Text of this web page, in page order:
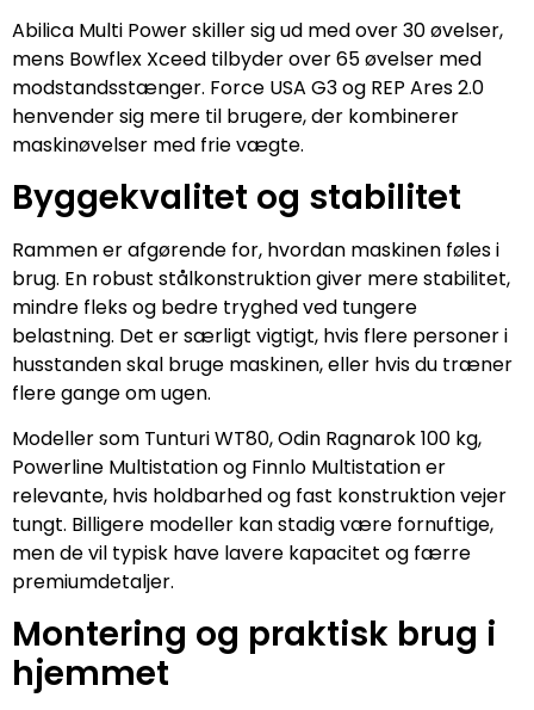
Abilica Multi Power skiller sig ud med over 30 øvelser,
mens Bowflex Xceed tilbyder over 65 øvelser med
modstandsstænger. Force USA G3 og REP Ares 2.0
henvender sig mere til brugere, der kombinerer
maskinøvelser med frie vægte.
Byggekvalitet og stabilitet
Rammen er afgørende for, hvordan maskinen føles i
brug. En robust stålkonstruktion giver mere stabilitet,
mindre fleks og bedre tryghed ved tungere
belastning. Det er særligt vigtigt, hvis flere personer i
husstanden skal bruge maskinen, eller hvis du træner
flere gange om ugen.
Modeller som Tunturi WT80, Odin Ragnarok 100 kg,
Powerline Multistation og Finnlo Multistation er
relevante, hvis holdbarhed og fast konstruktion vejer
tungt. Billigere modeller kan stadig være fornuftige,
men de vil typisk have lavere kapacitet og færre
premiumdetaljer.
Montering og praktisk brug i
hjemmet